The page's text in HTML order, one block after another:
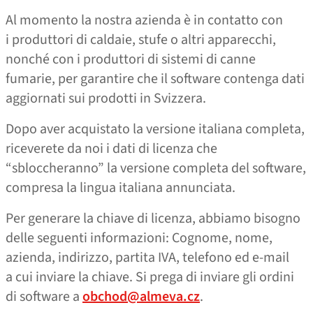
Al momento la nostra azienda è in contatto con
i produttori di caldaie, stufe o altri apparecchi,
nonché con i produttori di sistemi di canne
fumarie, per garantire che il software contenga dati
aggiornati sui prodotti in Svizzera.
Dopo aver acquistato la versione italiana completa,
riceverete da noi i dati di licenza che
“sbloccheranno” la versione completa del software,
compresa la lingua italiana annunciata.
Per generare la chiave di licenza, abbiamo bisogno
delle seguenti informazioni: Cognome, nome,
azienda, indirizzo, partita IVA, telefono ed e‑mail
a cui inviare la chiave. Si prega di inviare gli ordini
di software aobchod@almeva.cz.